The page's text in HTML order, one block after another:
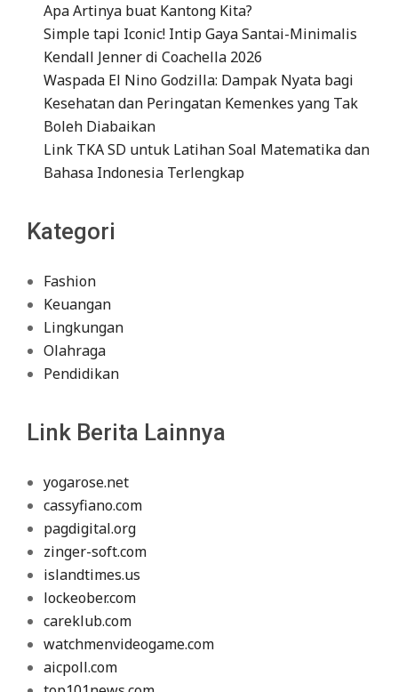
Apa Artinya buat Kantong Kita?
Simple tapi Iconic! Intip Gaya Santai-Minimalis
Kendall Jenner di Coachella 2026
Waspada El Nino Godzilla: Dampak Nyata bagi
Kesehatan dan Peringatan Kemenkes yang Tak
Boleh Diabaikan
Link TKA SD untuk Latihan Soal Matematika dan
Bahasa Indonesia Terlengkap
Kategori
Fashion
Keuangan
Lingkungan
Olahraga
Pendidikan
Link Berita Lainnya
yogarose.net
cassyfiano.com
pagdigital.org
zinger-soft.com
islandtimes.us
lockeober.com
careklub.com
watchmenvideogame.com
aicpoll.com